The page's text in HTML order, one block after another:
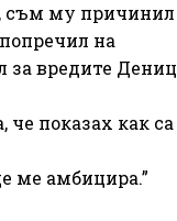
съм му причинил
на
за вредите
показах как са
ме амбицира.”